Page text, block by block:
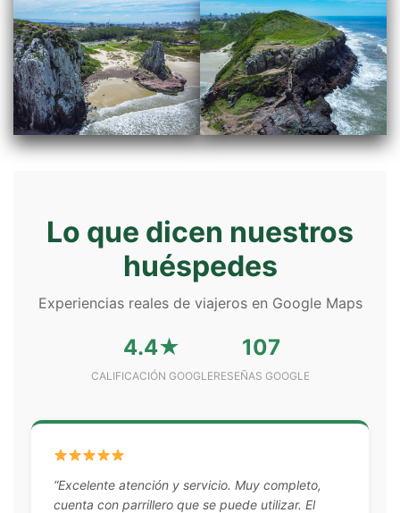
Lo que dicen nuestros
huéspedes
Experiencias reales de viajeros en Google Maps
4.4★
CALIFICACIÓN GOOGLE
107
RESEÑAS GOOGLE
“Excelente atención y servicio. Muy completo,
cuenta con parrillero que se puede utilizar. El